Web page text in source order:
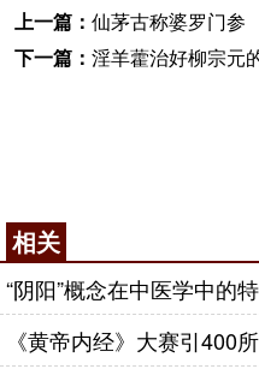
上一篇： 仙茅古称婆罗门参
下一篇： 淫羊藿治好柳宗元
相关
“阴阳”概念在中医学中的
《黄帝内经》大赛引400